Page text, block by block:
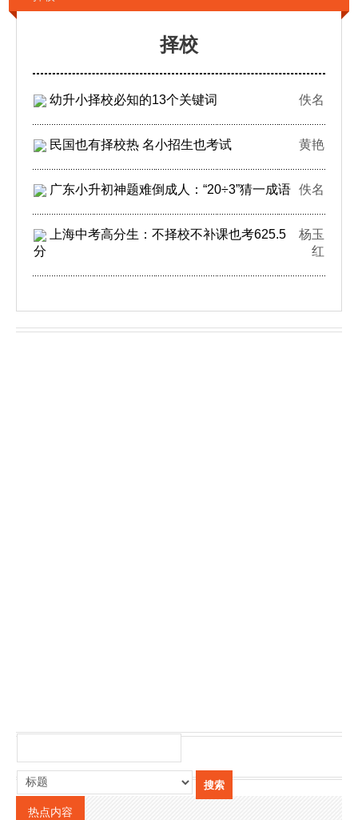
择校
幼升小择校必知的13个关键词 佚名
民国也有择校热 名小招生也考试 黄艳
广东小升初神题难倒成人：“20÷3”猜一成语 佚名
上海中考高分生：不择校不补课也考625.5
分
杨玉
红
热点内容